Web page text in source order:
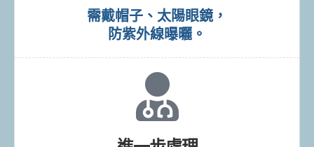
不需開刀
如果只是輕度到中度的白內障變化，可以先用眼